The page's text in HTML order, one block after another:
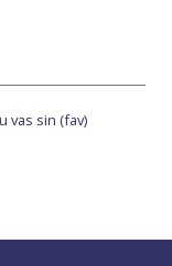
vas sin (fav)